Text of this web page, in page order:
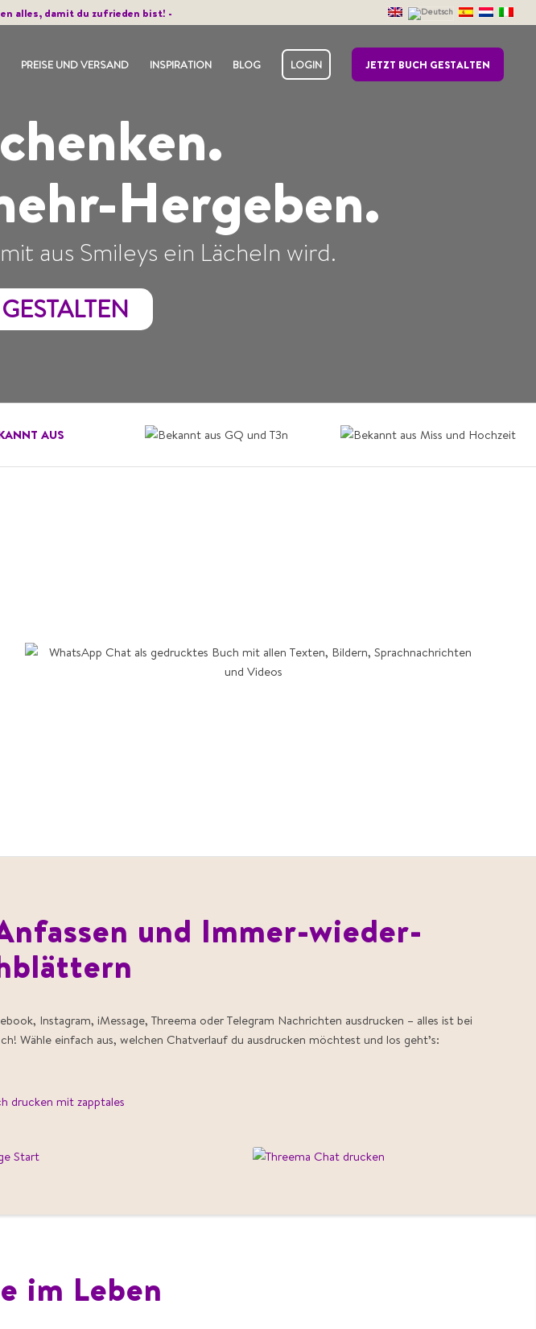
alles, damit du zufrieden bist! -
PREISE UND VERSAND INSPIRATION BLOG LOGIN JETZT BUCH GESTALTEN
Hergeben.
aus Smileys ein Lächeln wird.
AUS
und Immer-wieder-
Instagram, iMessage, Threema oder Telegram Nachrichten ausdrucken – alles ist bei
Wähle einfach aus, welchen Chatverlauf du ausdrucken möchtest und los geht’s:
im Leben